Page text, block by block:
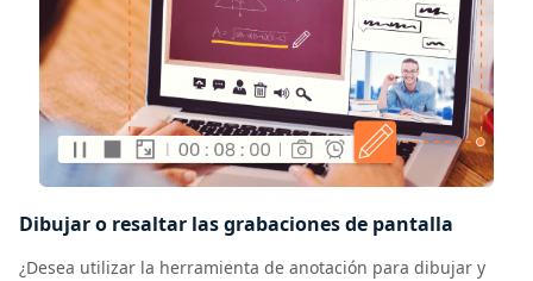
Dibujar o resaltar las grabaciones de pantalla
¿Desea utilizar la herramienta de anotación para dibujar y